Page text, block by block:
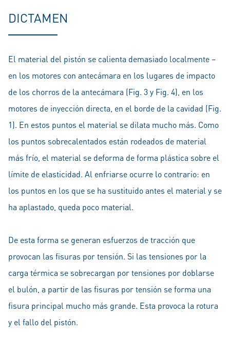
DICTAMEN
El material del pistón se calienta demasiado localmente –
en los motores con antecámara en los lugares de impacto
de los chorros de la antecámara (Fig. 3 y Fig. 4), en los
motores de inyección directa, en el borde de la cavidad (Fig.
1). En estos puntos el material se dilata mucho más. Como
los puntos sobrecalentados están rodeados de material
más frío, el material se deforma de forma plástica sobre el
límite de elasticidad. Al enfriarse ocurre lo contrario: en
los puntos en los que se ha sustituido antes el material y se
ha aplastado, queda poco material.
De esta forma se generan esfuerzos de tracción que
provocan las fisuras por tensión. Si las tensiones por la
carga térmica se sobrecargan por tensiones por doblarse
el bulón, a partir de las fisuras por tensión se forma una
fisura principal mucho más grande. Esta provoca la rotura
y el fallo del pistón.